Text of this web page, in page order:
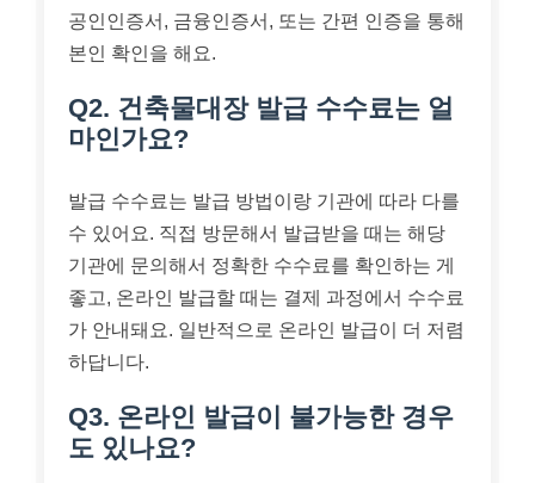
공인인증서, 금융인증서, 또는 간편 인증을 통해
본인 확인을 해요.
Q2. 건축물대장 발급 수수료는 얼
마인가요?
발급 수수료는 발급 방법이랑 기관에 따라 다를
수 있어요. 직접 방문해서 발급받을 때는 해당
기관에 문의해서 정확한 수수료를 확인하는 게
좋고, 온라인 발급할 때는 결제 과정에서 수수료
가 안내돼요. 일반적으로 온라인 발급이 더 저렴
하답니다.
Q3. 온라인 발급이 불가능한 경우
도 있나요?